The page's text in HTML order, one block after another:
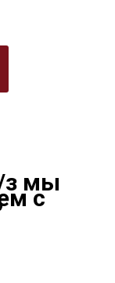
з мы
с